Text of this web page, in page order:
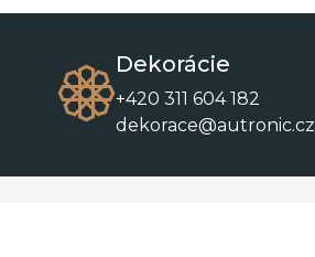
Dekorácie
+420 311 604 182
dekorace@autronic.cz